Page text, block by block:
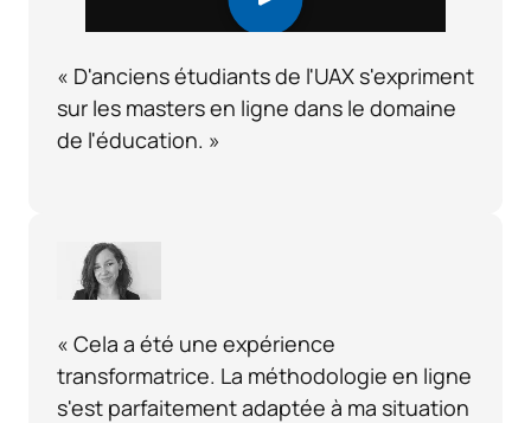
« D'anciens étudiants de l'UAX s'expriment
sur les masters en ligne dans le domaine
de l'éducation. »
« Cela a été une expérience
transformatrice. La méthodologie en ligne
s'est parfaitement adaptée à ma situation